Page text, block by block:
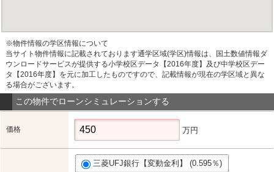
※物件情報の学区情報について
当サイト物件情報に記載されております通学区域(学区)情報は、国土数値情報ダ
ウンロードサービスが提供する小学校区データ【2016年度】及び中学校区デー
タ【2016年度】を元に加工したものですので、記載情報が現在の学区域と異な
る場合がございます。
この物件でローンシミュレーションする
価格 万円
三菱UFJ銀行【変動金利】 (0.595％)